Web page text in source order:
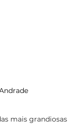
mais grandiosas